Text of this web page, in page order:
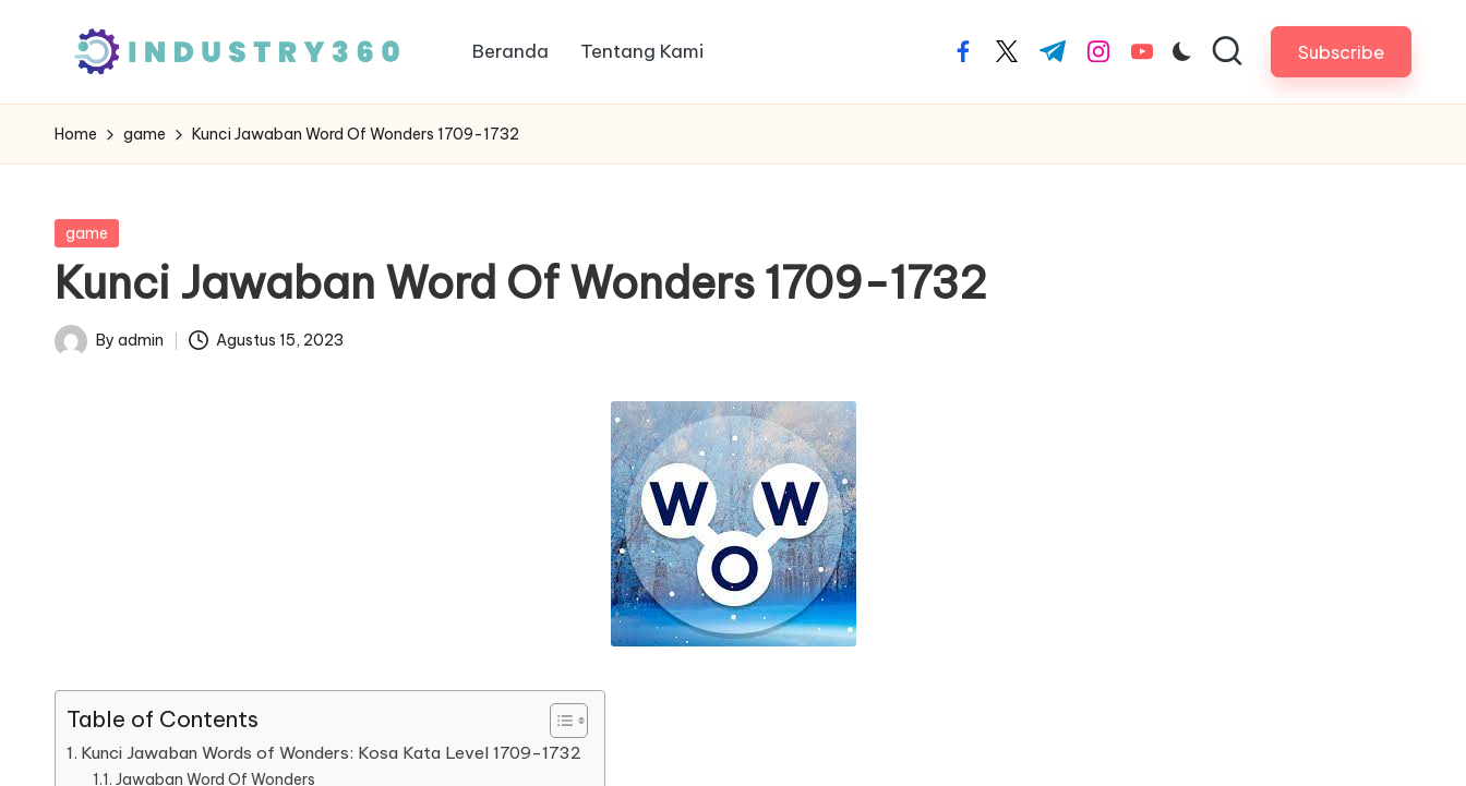
Beranda Tentang Kami facebook.com
twitter.com
t.me instagram.com
youtube.com Subscribe
Home game Kunci Jawaban Word Of Wonders 1709-1732
Posted
game
Kunci Jawaban Word Of Wonders 1709-1732
Posted
By admin Agustus 15, 2023
Table of Contents
Kunci Jawaban Words of Wonders: Kosa Kata Level 1709-1732
Jawaban Word Of Wonders